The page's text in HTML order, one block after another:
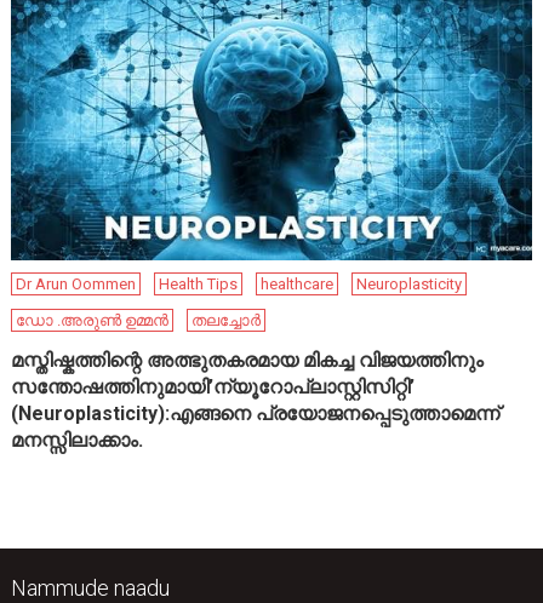
Dr Arun Oommen Health Tips healthcare
Neuroplasticity
ഡോ .അരുൺ ഉമ്മൻ
തലച്ചോർ
മസ്തിഷ്കത്തിന്റെ അത്ഭുതകരമായ മികച്ച വിജയത്തിനും
സന്തോഷത്തിനുമായി’ന്യൂറോപ്ലാസ്റ്റിസിറ്റി’
(Neuroplasticity):എങ്ങനെ പ്രയോജനപ്പെടുത്താമെന്ന്
മനസ്സിലാക്കാം.
Nammude naadu